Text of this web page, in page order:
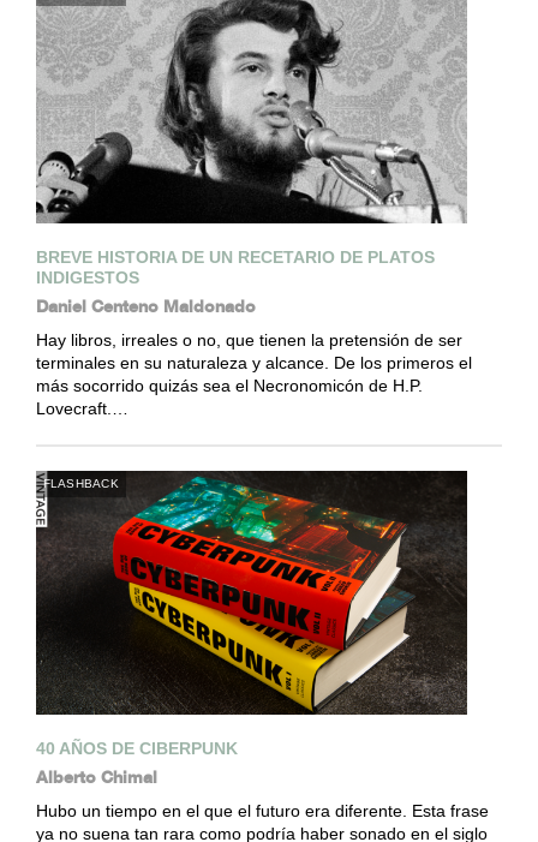
BREVE HISTORIA DE UN RECETARIO DE PLATOS
INDIGESTOS
Daniel Centeno Maldonado
Hay libros, irreales o no, que tienen la pretensión de ser
terminales en su naturaleza y alcance. De los primeros el
más socorrido quizás sea el Necronomicón de H.P.
Lovecraft.…
FLASHBACK
40 AÑOS DE CIBERPUNK
Alberto Chimal
Hubo un tiempo en el que el futuro era diferente. Esta frase
ya no suena tan rara como podría haber sonado en el siglo